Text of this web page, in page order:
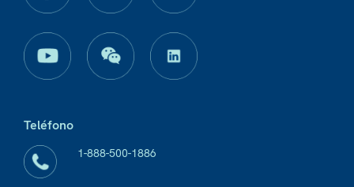
Teléfono
1-888-500-1886